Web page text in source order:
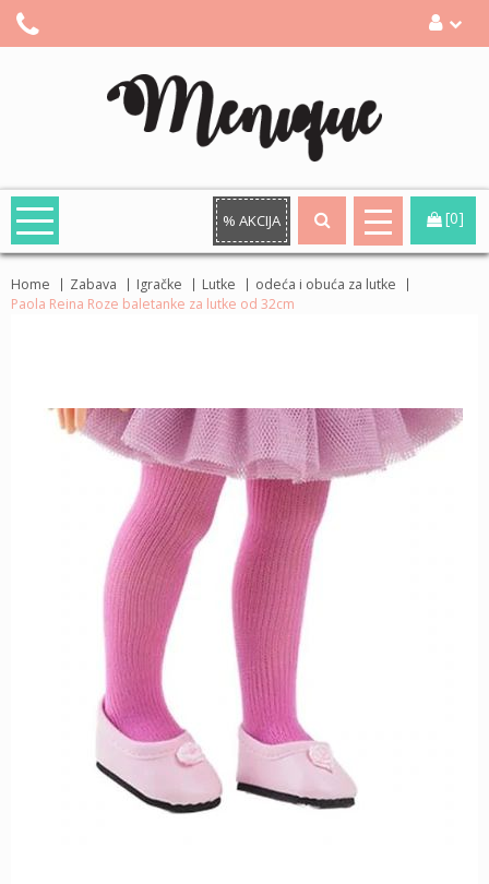
% AKCIJA [0]
Home Zabava Igračke Lutke
odeća i obuća za lutke
Paola Reina Roze baletanke za lutke od 32cm